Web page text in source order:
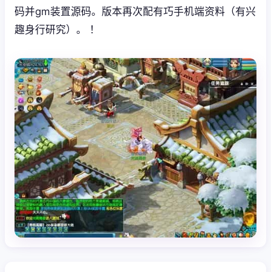
码并gm装置源码。版本再次配有巧手机端资料（有兴
趣身行研究）。 ！